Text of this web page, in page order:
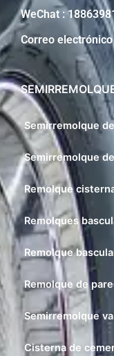
WeChat :
Correo
Semirremolque
Semirremolque
Remolque
Remolques
Remolque
Remolque de
Semirremolque
Cisterna de